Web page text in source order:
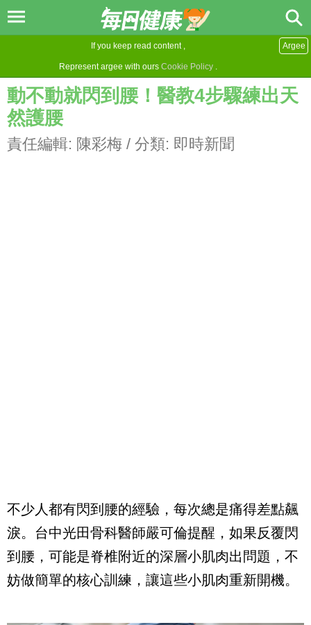
If you keep read content ,
Represent argee with ours Cookie Policy .
Argee
動不動就閃到腰！醫教4步驟練出天
然護腰
責任編輯: 陳彩梅 / 分類: 即時新聞
不少人都有閃到腰的經驗，每次總是痛得差點飆
淚。台中光田骨科醫師嚴可倫提醒，如果反覆閃
到腰，可能是脊椎附近的深層小肌肉出問題，不
妨做簡單的核心訓練，讓這些小肌肉重新開機。